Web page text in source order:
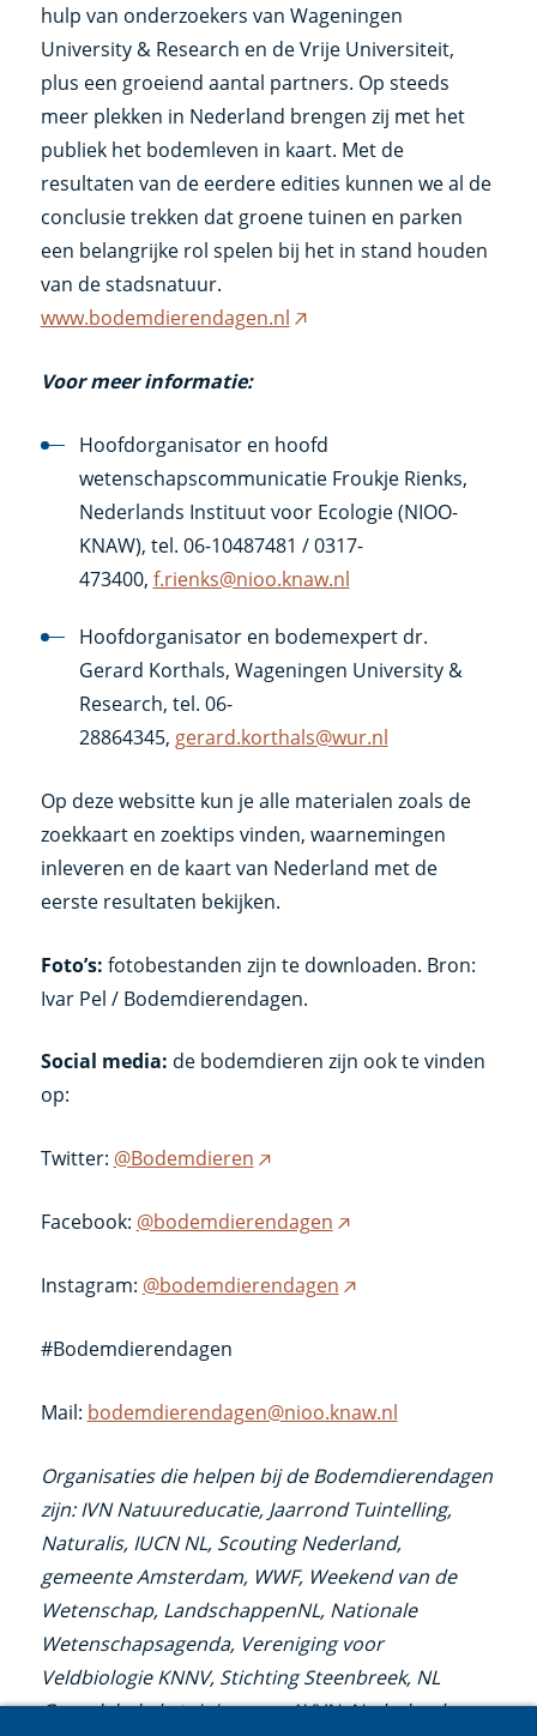
hulp van onderzoekers van Wageningen
University & Research en de Vrije Universiteit,
plus een groeiend aantal partners. Op steeds
meer plekken in Nederland brengen zij met het
publiek het bodemleven in kaart. Met de
resultaten van de eerdere edities kunnen we al de
conclusie trekken dat groene tuinen en parken
een belangrijke rol spelen bij het in stand houden
van de stadsnatuur.
www.bodemdierendagen.nl (externe
Voor meer informatie:
Hoofdorganisator en hoofd
wetenschapscommunicatie Froukje Rienks,
Nederlands Instituut voor Ecologie (NIOO-
KNAW), tel. 06-10487481 / 0317-
473400, f.rienks@nioo.knaw.nl
Hoofdorganisator en bodemexpert dr.
Gerard Korthals, Wageningen University &
Research, tel. 06-
28864345, gerard.korthals@wur.nl
Op deze websitte kun je alle materialen zoals de
zoekkaart en zoektips vinden, waarnemingen
inleveren en de kaart van Nederland met de
eerste resultaten bekijken.
Foto’s: fotobestanden zijn te downloaden. Bron:
Ivar Pel / Bodemdierendagen.
Social media: de bodemdieren zijn ook te vinden
op:
Twitter: @Bodemdieren (externe
Facebook: @bodemdierendagen (externe
Instagram: @bodemdierendagen (externe
#Bodemdierendagen
Mail: bodemdierendagen@nioo.knaw.nl
Organisaties die helpen bij de Bodemdierendagen
zijn: IVN Natuureducatie, Jaarrond Tuintelling,
Naturalis, IUCN NL, Scouting Nederland,
gemeente Amsterdam, WWF, Weekend van de
Wetenschap, LandschappenNL, Nationale
Wetenschapsagenda, Vereniging voor
Veldbiologie KNNV, Stichting Steenbreek, NL
Greenlabel, de tuiniers van AVVN, Nederlands